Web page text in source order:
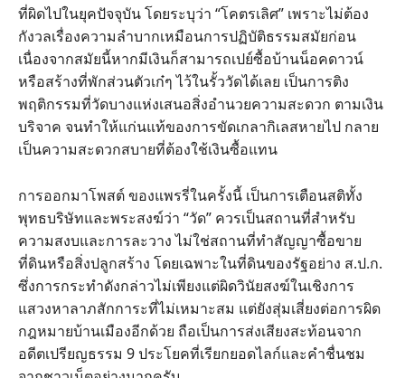
ที่ผิดไปในยุคปัจจุบัน โดยระบุว่า “โคตรเลิศ” เพราะไม่ต้อง
กังวลเรื่องความลำบากเหมือนการปฏิบัติธรรมสมัยก่อน
เนื่องจากสมัยนี้หากมีเงินก็สามารถเปย์ซื้อบ้านน็อคดาวน์
หรือสร้างที่พักส่วนตัวเก๋ๆ ไว้ในรั้ววัดได้เลย เป็นการติง
พฤติกรรมที่วัดบางแห่งเสนอสิ่งอำนวยความสะดวก ตามเงิน
บริจาค จนทำให้แก่นแท้ของการขัดเกลากิเลสหายไป กลาย
เป็นความสะดวกสบายที่ต้องใช้เงินซื้อแทน
การออกมาโพสต์ ของแพรรี่ในครั้งนี้ เป็นการเตือนสติทั้ง
พุทธบริษัทและพระสงฆ์ว่า “วัด” ควรเป็นสถานที่สำหรับ
ความสงบและการละวาง ไม่ใช่สถานที่ทำสัญญาซื้อขาย
ที่ดินหรือสิ่งปลูกสร้าง โดยเฉพาะในที่ดินของรัฐอย่าง ส.ป.ก.
ซึ่งการกระทำดังกล่าวไม่เพียงแต่ผิดวินัยสงฆ์ในเชิงการ
แสวงหาลาภสักการะที่ไม่เหมาะสม แต่ยังสุ่มเสี่ยงต่อการผิด
กฎหมายบ้านเมืองอีกด้วย ถือเป็นการส่งเสียงสะท้อนจาก
อดีตเปรียญธรรม 9 ประโยคที่เรียกยอดไลก์และคำชื่นชม